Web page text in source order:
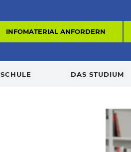
INFOMATERIAL ANFORDERN
DAS STUDIUM